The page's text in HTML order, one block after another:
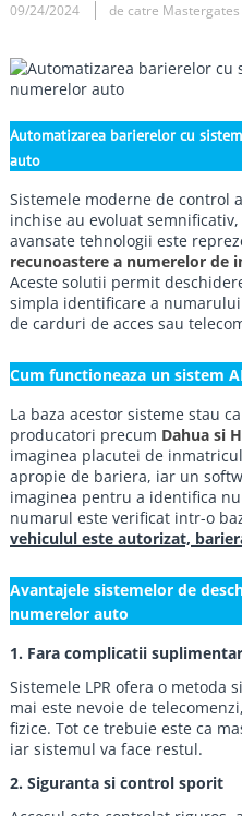
09/24/2024 de catre
Automatizarea barierelor cu
auto
Sistemele moderne de control
inchise au evoluat
avansate tehnologii este
recunoastere a numerelor de
Aceste solutii permit
simpla identificare a
de carduri de acces sau
Cum functioneaza un sistem
La baza acestor sisteme stau
producatori precum Dahua si
imaginea placutei de
apropie de bariera, iar un
imaginea pentru a identifica
numarul este verificat intr-o
vehiculul este autorizat,
Avantajele sistemelor de
numerelor auto
1. Fara complicatii
Sistemele LPR ofera o metoda
mai este nevoie de
fizice. Tot ce trebuie este ca
iar sistemul va face restul.
2. Siguranta si control sporit